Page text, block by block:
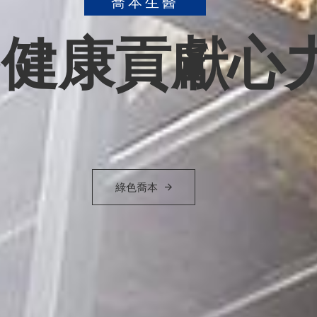
嚴格把關
TAF認證實驗室、GMP標準製造流程
產品介紹